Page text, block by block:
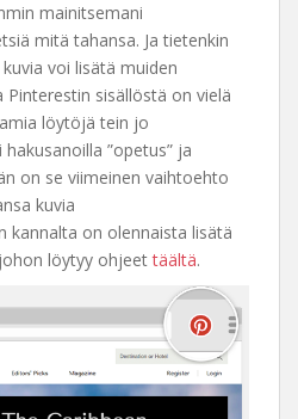
mainitsemani
mitä tahansa. Ja tietenkin
voi lisätä muiden
Pinterestin sisällöstä on vielä
löytöjä tein jo
”opetus” ja
on se viimeinen vaihtoehto
kuvia
kannalta on olennaista lisätä
löytyy ohjeettäältä.